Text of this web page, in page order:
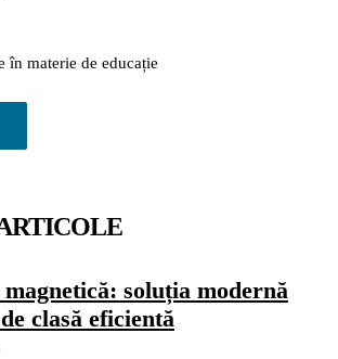
în materie de educație
soluția modernă
clasă eficientă